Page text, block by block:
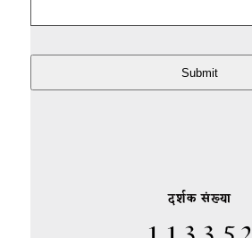
Submit
दर्शक संख्या